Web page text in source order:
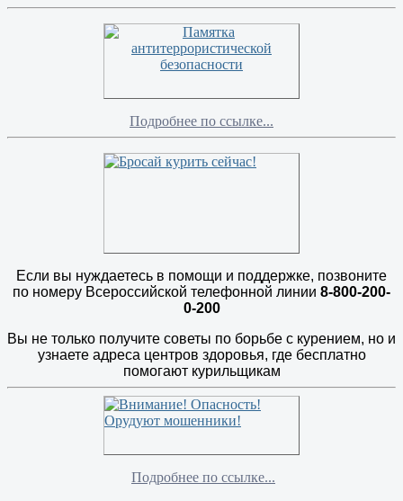
Подробнее по ссылке...
Если вы нуждаетесь в помощи и поддержке, позвоните
по номеру Всероссийской телефонной линии 8-800-200-
0-200
Вы не только получите советы по борьбе с курением, но и
узнаете адреса центров здоровья, где бесплатно
помогают курильщикам
Подробнее по ссылке...